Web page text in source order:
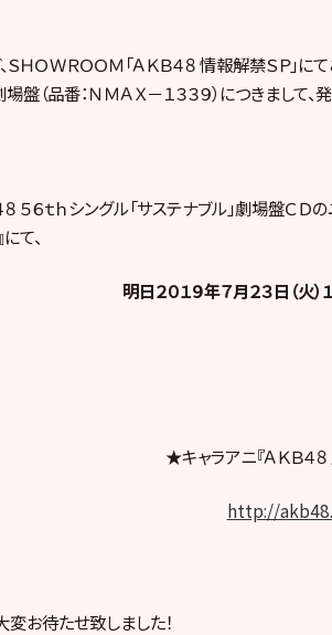
ＳＨＯＷＲＯＯＭ「ＡＫＢ４８ 情報解禁ＳＰ」
場盤（品番：ＮＭＡＸ－１３３９）につきまし
８ ５６ｔｈシングル「サステナブル」劇場盤
て、
明日２０１９年７月２３日（火
★キャラアニ『ＡＫＢ４
http://
変お待たせ致しました！